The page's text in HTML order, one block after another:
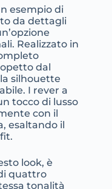
esempio di
da dettagli
Realizzato in
dal
silhouette
I rever a
tocco di lusso
con il
esaltando il
look, è
quattro
tonalità